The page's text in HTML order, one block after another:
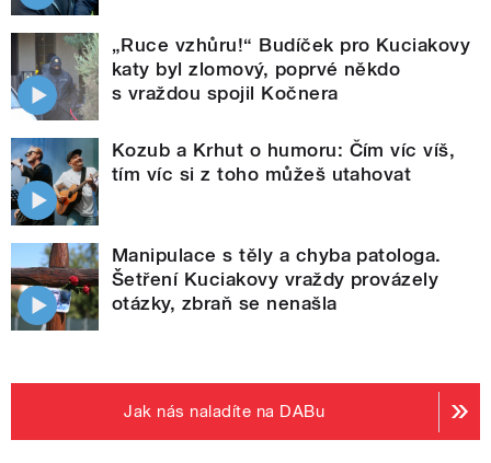
„Ruce vzhůru!“ Budíček pro Kuciakovy
katy byl zlomový, poprvé někdo
s vraždou spojil Kočnera
Kozub a Krhut o humoru: Čím víc víš,
tím víc si z toho můžeš utahovat
Manipulace s těly a chyba patologa.
Šetření Kuciakovy vraždy provázely
otázky, zbraň se nenašla
Jak nás naladíte na DABu